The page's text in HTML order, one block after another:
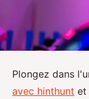
Plongez dans
avec hinthunt et